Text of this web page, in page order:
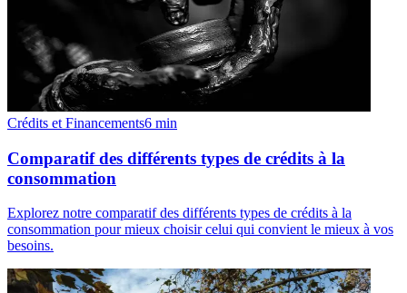
Crédits et Financements6 min
Comparatif des différents types de crédits à la
consommation
Explorez notre comparatif des différents types de crédits à la
consommation pour mieux choisir celui qui convient le mieux à vos
besoins.